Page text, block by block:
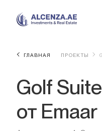
ГЛАВНАЯ ПРОЕКТЫ
Golf
от